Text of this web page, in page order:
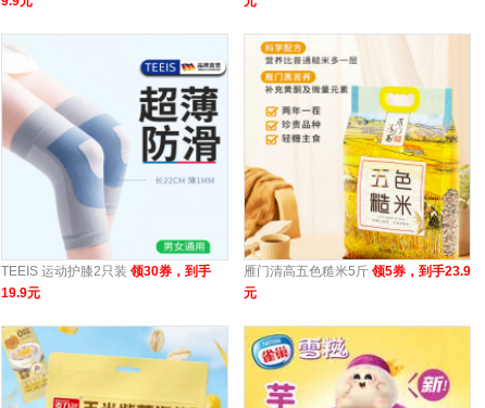
TEEIS 运动护膝2只装 领30券，到手
19.9元
雁门清高五色糙米5斤 领5券，到手23.9
元